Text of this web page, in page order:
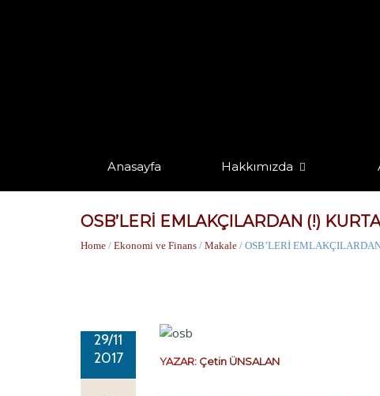
Anasayfa Hakkımızda
OSB’LERİ EMLAKÇILARDAN (!)
Home / Ekonomi ve Finans / Makale / OSB’LERİ
29/11
2017
YAZAR: Çetin ÜNSALAN